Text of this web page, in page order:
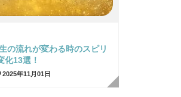
の流れが変わる時のスピリ
化13選！
2025年11月01日